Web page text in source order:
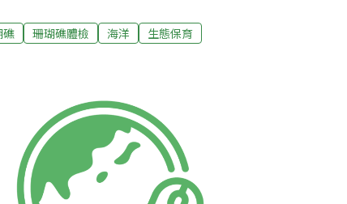
區總籌陳昭倫表示，野柳地質公園劃設目的為保護地
效已如此卓越，如能劃設IUCN第 I 類保護區，對於增
珊瑚礁體檢選定台灣本島及離島共七個地點進行，時間
其中五個地點，包含東北角/北海岸（龍洞一號、龍洞
野柳及番仔澳）、綠島、蘭嶼、澎湖東、西嶼坪及小
礁體檢活動進行，台東基翬及杉原則是採用長天數珊
礁 珊瑚礁體檢 海洋 生態保育